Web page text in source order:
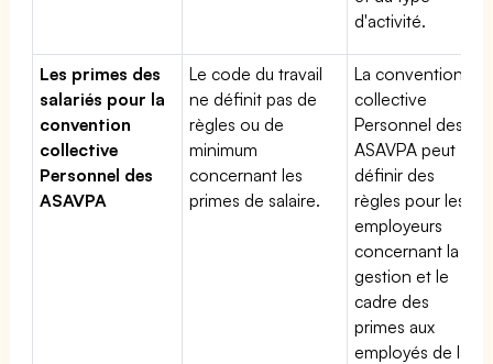
d'activité.
Les primes des
salariés pour la
convention
collective
Personnel des
ASAVPA
Le code du travail
ne définit pas de
règles ou de
minimum
concernant les
primes de salaire.
La convention
collective
Personnel des
ASAVPA peut
définir des
règles pour les
employeurs
concernant la
gestion et le
cadre des
primes aux
employés de la